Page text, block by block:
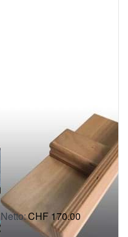
Klopfholz
GRAFCUT 73 /
passend zu den
Modellen Grafcut 73 und
Grafcut 73H
CHF 170.00
inkl. MWSt.: CHF 183.77